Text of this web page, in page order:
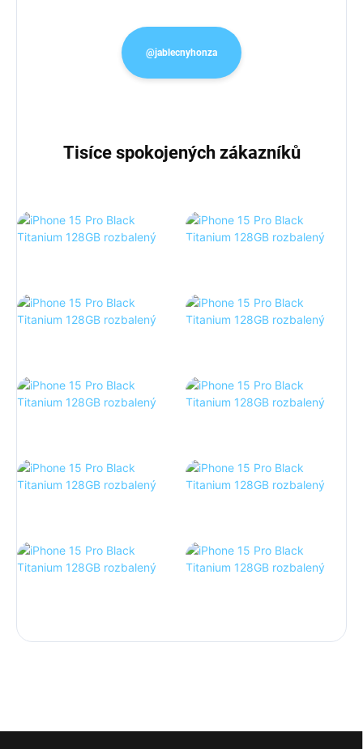
@jablecnyhonza
Tisíce spokojených zákazníků